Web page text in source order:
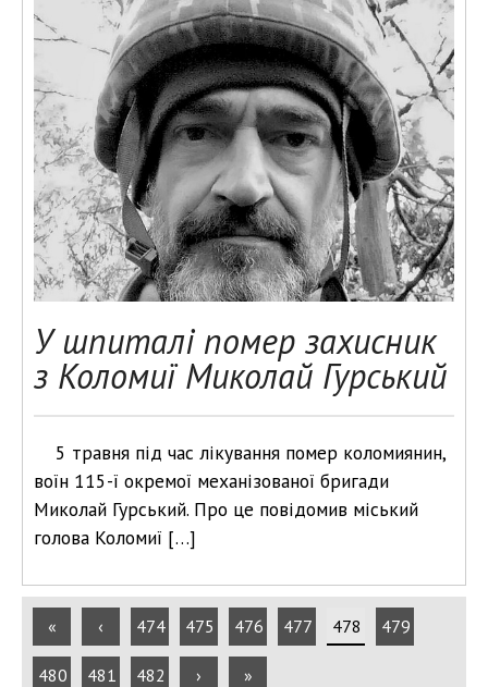
У шпиталі помер захисник
з Коломиї Миколай Гурський
5 травня під час лікування помер коломиянин,
воїн 115-ї окремої механізованої бригади
Миколай Гурський. Про це повідомив міський
голова Коломиї […]
« ‹ 474 475 476 477 478 479
480 481 482 › »